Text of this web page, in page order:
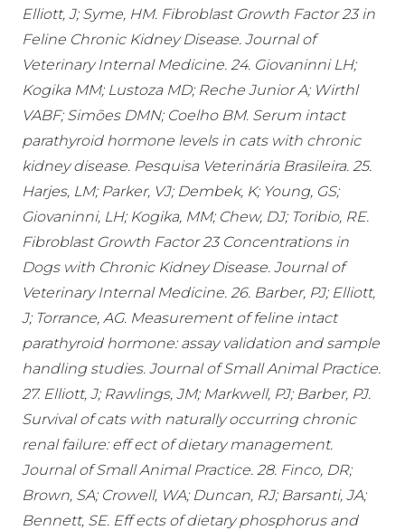
Elliott, J; Syme, HM. Fibroblast Growth Factor 23 in
Feline Chronic Kidney Disease. Journal of
Veterinary Internal Medicine. 24. Giovaninni LH;
Kogika MM; Lustoza MD; Reche Junior A; Wirthl
VABF; Simões DMN; Coelho BM. Serum intact
parathyroid hormone levels in cats with chronic
kidney disease. Pesquisa Veterinária Brasileira. 25.
Harjes, LM; Parker, VJ; Dembek, K; Young, GS;
Giovaninni, LH; Kogika, MM; Chew, DJ; Toribio, RE.
Fibroblast Growth Factor 23 Concentrations in
Dogs with Chronic Kidney Disease. Journal of
Veterinary Internal Medicine. 26. Barber, PJ; Elliott,
J; Torrance, AG. Measurement of feline intact
parathyroid hormone: assay validation and sample
handling studies. Journal of Small Animal Practice.
27. Elliott, J; Rawlings, JM; Markwell, PJ; Barber, PJ.
Survival of cats with naturally occurring chronic
renal failure: eff ect of dietary management.
Journal of Small Animal Practice. 28. Finco, DR;
Brown, SA; Crowell, WA; Duncan, RJ; Barsanti, JA;
Bennett, SE. Eff ects of dietary phosphorus and